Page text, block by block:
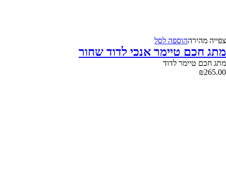
צפייה‬ ‫מהירה‬הוספה לסל
מתג חכם טיימר אנכי לדוד שחור
מתג חכם טיימר לדוד
₪265.00